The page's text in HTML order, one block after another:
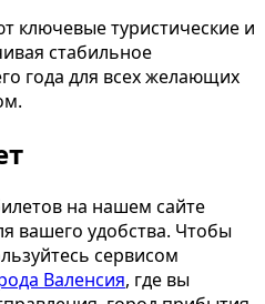
ключевые туристические и
стабильное
года для всех желающих
на нашем сайте
вашего удобства. Чтобы
сервисом
Валенсия, где вы